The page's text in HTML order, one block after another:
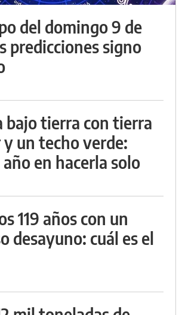
del domingo 9 de
predicciones signo
bajo tierra con tierra
un techo verde:
en hacerla solo
119 años con un
desayuno: cuál es el